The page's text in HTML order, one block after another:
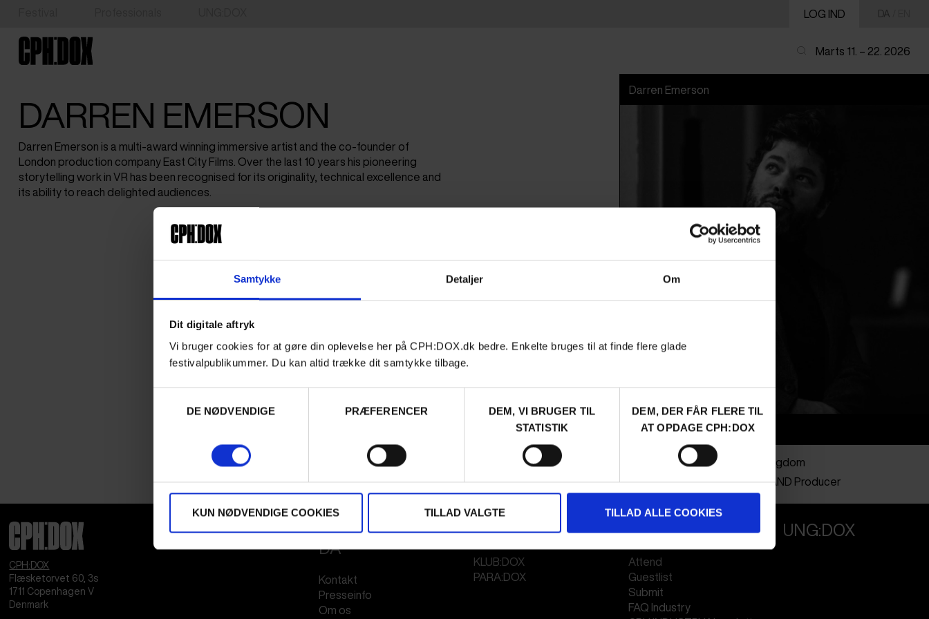
Samtykke Detaljer Om
Dit digitale aftryk
Vi bruger cookies for at gøre din oplevelse her på CPH:DOX.dk bedre. Enkelte bruges til at finde flere glade
festivalpublikummer. Du kan altid trække dit samtykke tilbage.
DE NØDVENDIGE
PRÆFERENCER
DEM, VI BRUGER TIL
STATISTIK
DEM, DER FÅR FLERE TIL
AT OPDAGE CPH:DOX
KUN NØDVENDIGE COOKIES TILLAD VALGTE TILLAD ALLE COOKIES
LOG IND DA
Marts 11. – 22. 2026
DARREN EMERSON
Darren Emerson is a multi-award winning immersive artist and the co-founder of
London production company East City Films. Over the last 10 years his pioneering
storytelling work in VR has been recognised for its originality, technical excellence and
its ability to reach delighted audiences.
Darren Emerson
Info
Nationalitet
United Kingdom
Profession
Director AND Producer
CPH:DOX
Flæsketorvet 60, 3s
1711 Copenhagen V
Denmark
FESTIVAL 2026
DA
Kontakt
Presseinfo
Om os
STREAMING
KLUB:DOX
PARA:DOX
PROFESSIONALS
Attend
Guestlist
Submit
FAQ Industry
UNG:DOX